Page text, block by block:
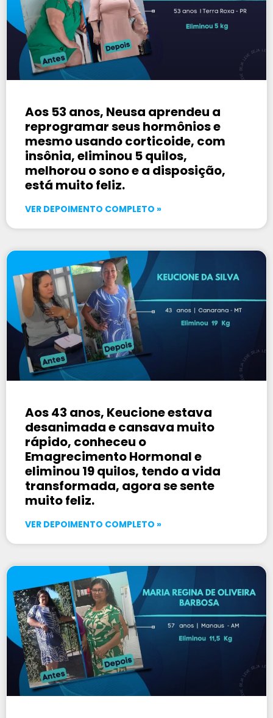
Aos 53 anos, Neusa aprendeu a
reprogramar seus hormônios e
mesmo usando corticoide, com
insônia, eliminou 5 quilos,
melhorou o sono e a disposição,
está muito feliz.
VER DEPOIMENTO COMPLETO »
Aos 43 anos, Keucione estava
desanimada e cansava muito
rápido, conheceu o
Emagrecimento Hormonal e
eliminou 19 quilos, tendo a vida
transformada, agora se sente
muito feliz.
VER DEPOIMENTO COMPLETO »